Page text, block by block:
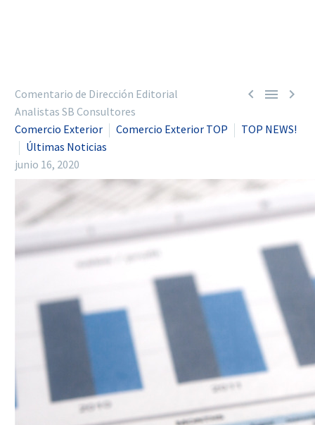
  
Comentario de Dirección Editorial
Analistas SB Consultores
Comercio Exterior
Comercio Exterior TOP
TOP NEWS!
Últimas Noticias
junio 16, 2020